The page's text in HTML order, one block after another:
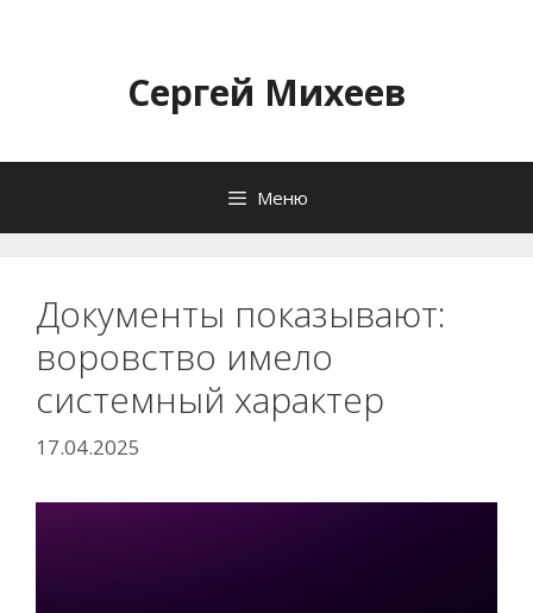
содержимомуСергей Михеев
Меню
Документы показывают:
воровство имело
системный характер
17.04.2025